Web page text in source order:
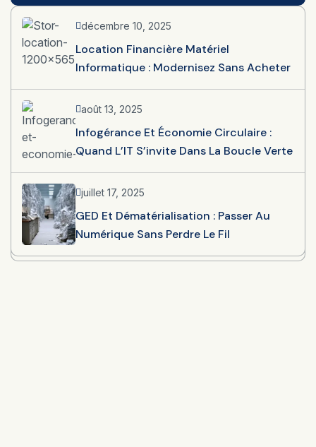
décembre 10, 2025
Location Financière Matériel
Informatique : Modernisez Sans Acheter
août 13, 2025
Infogérance Et Économie Circulaire :
Quand L’IT S’invite Dans La Boucle Verte
juillet 17, 2025
GED Et Dématérialisation : Passer Au
Numérique Sans Perdre Le Fil